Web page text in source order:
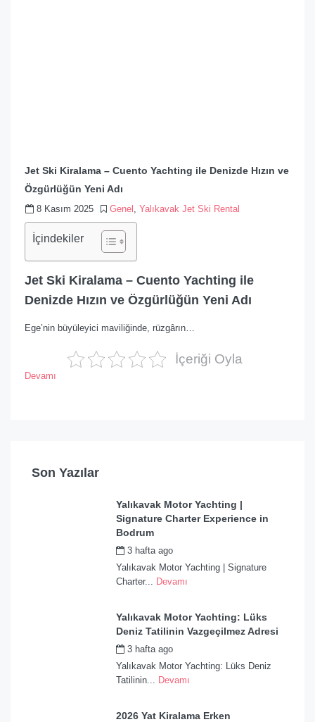
Jet Ski Kiralama – Cuento Yachting ile Denizde Hızın ve
Özgürlüğün Yeni Adı
8 Kasım 2025 Genel Yalıkavak Jet Ski Rental
İçindekiler
Jet Ski Kiralama – Cuento Yachting ile
Denizde Hızın ve Özgürlüğün Yeni Adı
Ege’nin büyüleyici maviliğinde, rüzgârın…
İçeriği Oyla
Devamı
Son Yazılar
Yalıkavak Motor Yachting |
Signature Charter Experience in
Bodrum
3 hafta ago
Yalıkavak Motor Yachting | Signature
Charter... Devamı
Yalıkavak Motor Yachting: Lüks
Deniz Tatilinin Vazgeçilmez Adresi
3 hafta ago
Yalıkavak Motor Yachting: Lüks Deniz
Tatilinin... Devamı
2026 Yat Kiralama Erken